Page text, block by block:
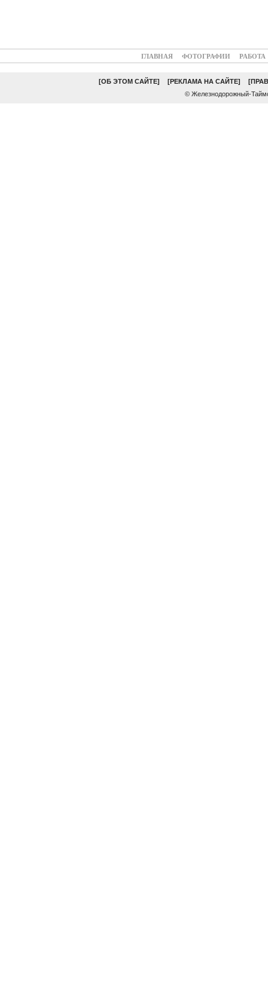
ГЛАВНАЯ ФОТОГРАФИИ РАБОТА
[ОБ ЭТОМ САЙТЕ] [РЕКЛАМА НА САЙТЕ]
© Железнодорожный-